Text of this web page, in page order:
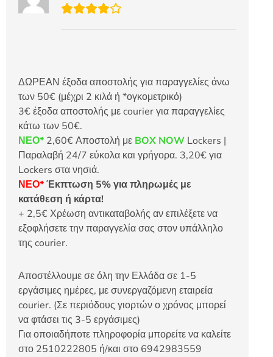
ΔΩΡΕΑΝ έξοδα αποστολής για παραγγελίες άνω
των 50€ (μέχρι 2 κιλά ή *ογκομετρικό)
3€ έξοδα αποστολής με courier για παραγγελίες
κάτω των 50€.
ΝΕΟ* 2,60€ Αποστολή με BOX NOW Lockers |
Παραλαβή 24/7 εύκολα και γρήγορα. 3,20€ για
Lockers στα νησιά.
ΝΕΟ*Έκπτωση 5% για πληρωμές με
κατάθεση ή κάρτα!
+ 2,5€ Χρέωση αντικαταβολής αν επιλέξετε να
εξοφλήσετε την παραγγελία σας στον υπάλληλο
της courier.
Αποστέλλουμε σε όλη την Ελλάδα σε 1-5
εργάσιμες ημέρες, με συνεργαζόμενη εταιρεία
courier. (Σε περιόδους γιορτών ο χρόνος μπορεί
να φτάσει τις 3-5 εργάσιμες)
Για οποιαδήποτε πληροφορία μπορείτε να καλείτε
στο 2510222805 ή/και στο 6942983559